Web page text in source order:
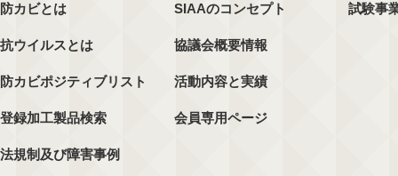
防カビとは
抗ウイルスとは
防カビポジティブリスト
登録加工製品検索
法規制及び障害事例
SIAAのコンセプト
協議会概要情報
活動内容と実績
会員専用ページ
試験事